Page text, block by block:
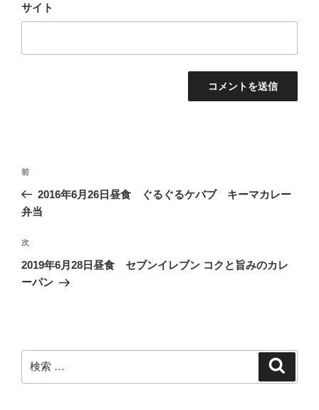
サイト
投
ナ
ゲ
ー
シ
過
去
の
稿
前
2016年6月26日昼食 ぐるぐるケバブ キーマカレー
弁当
次
の
次
2019年6月28日昼食 セブンイレブン コクと旨みのカレ
ーパン
索: